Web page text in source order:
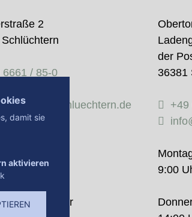
2
6661 / 85-0
Freitag:
Uhr - 18:00 Uhr
der
36381
+49
9:00
damit sie
aktivieren